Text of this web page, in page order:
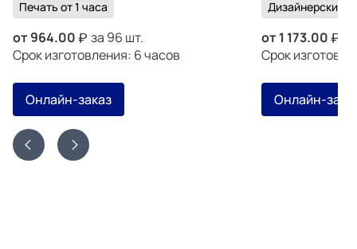
Печать от 1 часа
от964.00
за 96 шт.
Срок изготовления: 6 часов
Онлайн-заказ
Дизайнерский
от 1 173.00
Срок
Онлайн-